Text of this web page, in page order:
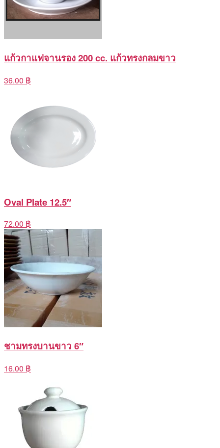
แก้วกาแฟจานรอง 200 cc. แก้วทรงกลมขาว
36.00 ฿
Oval Plate 12.5″
72.00 ฿
ชามทรงบานขาว 6″
16.00 ฿